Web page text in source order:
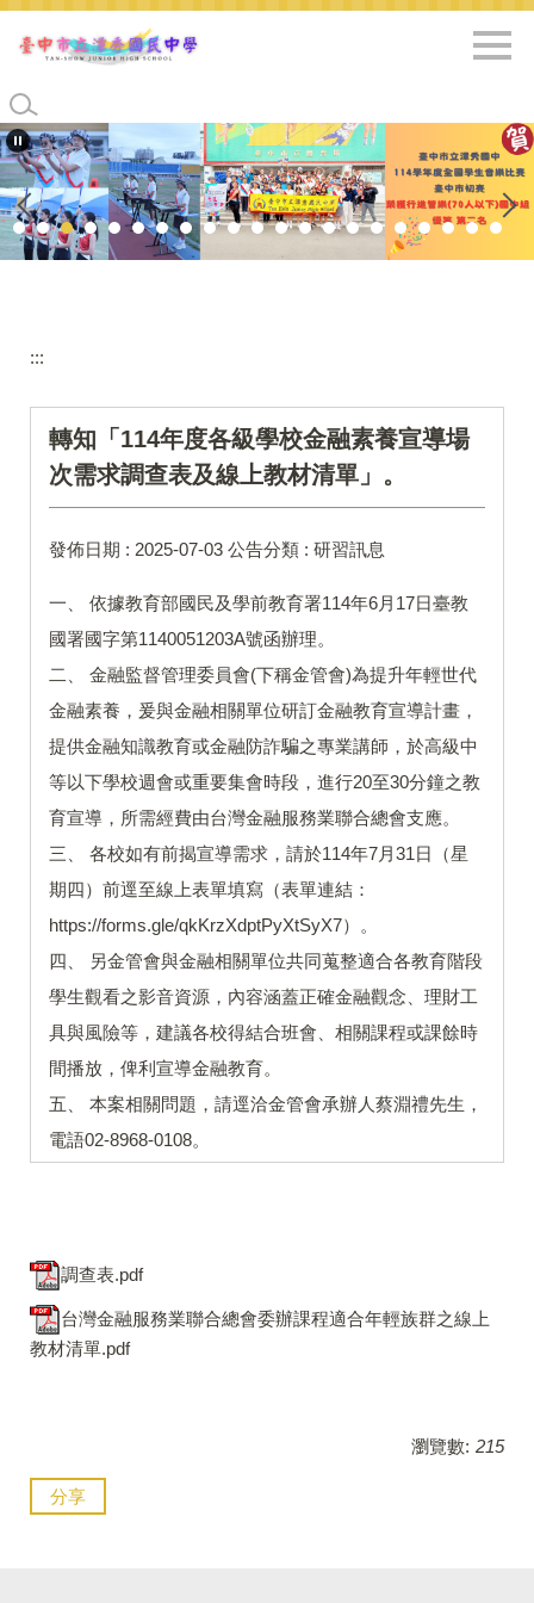
跳
到
要
內
容
區
:::
轉知「114年度各級學校金融素養宣導場
次需求調查表及線上教材清單」。
發佈日期 : 2025-07-03 公告分類 : 研習訊息
一、 依據教育部國民及學前教育署114年6月17日臺教
國署國字第1140051203A號函辦理。
二、 金融監督管理委員會(下稱金管會)為提升年輕世代
金融素養，爰與金融相關單位研訂金融教育宣導計畫，
提供金融知識教育或金融防詐騙之專業講師，於高級中
等以下學校週會或重要集會時段，進行20至30分鐘之教
育宣導，所需經費由台灣金融服務業聯合總會支應。
三、 各校如有前揭宣導需求，請於114年7月31日（星
期四）前逕至線上表單填寫（表單連結：
https://forms.gle/qkKrzXdptPyXtSyX7）。
四、 另金管會與金融相關單位共同蒐整適合各教育階段
學生觀看之影音資源，內容涵蓋正確金融觀念、理財工
具與風險等，建議各校得結合班會、相關課程或課餘時
間播放，俾利宣導金融教育。
五、 本案相關問題，請逕洽金管會承辦人蔡淵禮先生，
電語02-8968-0108。
調查表.pdf
台灣金融服務業聯合總會委辦課程適合年輕族群之線上
教材清單.pdf
瀏覽數: 215
分享